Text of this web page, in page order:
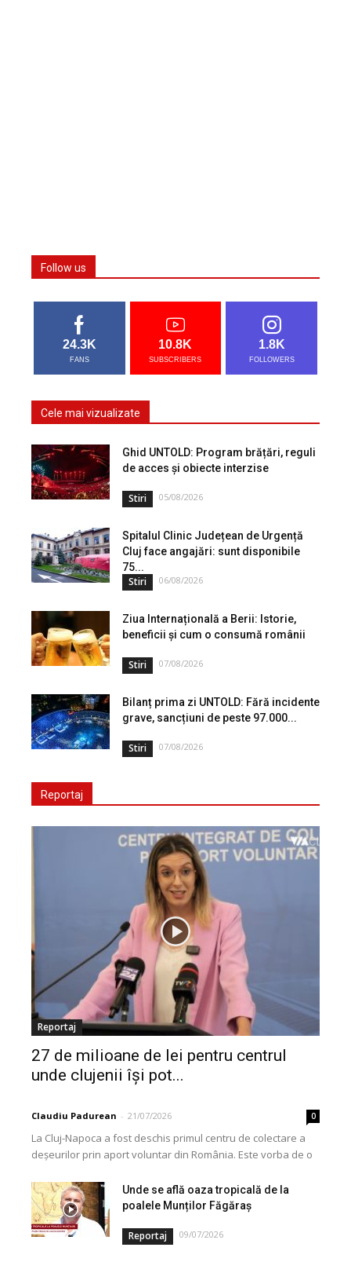
Follow us
24.3K
FANS
10.8K
SUBSCRIBERS
1.8K
FOLLOWERS
Cele mai vizualizate
Ghid UNTOLD: Program brățări, reguli
de acces și obiecte interzise
Stiri 05/08/2026
Spitalul Clinic Județean de Urgență
Cluj face angajări: sunt disponibile
75...
Stiri 06/08/2026
Ziua Internațională a Berii: Istorie,
beneficii și cum o consumă românii
Stiri 07/08/2026
Bilanț prima zi UNTOLD: Fără incidente
grave, sancțiuni de peste 97.000...
Stiri 07/08/2026
Reportaj
Reportaj
27 de milioane de lei pentru centrul
unde clujenii își pot...
Claudiu Padurean - 21/07/2026 0
La Cluj-Napoca a fost deschis primul centru de colectare a
deșeurilor prin aport voluntar din România. Este vorba de o
Unde se află oaza tropicală de la
poalele Munților Făgăraș
Reportaj 09/07/2026